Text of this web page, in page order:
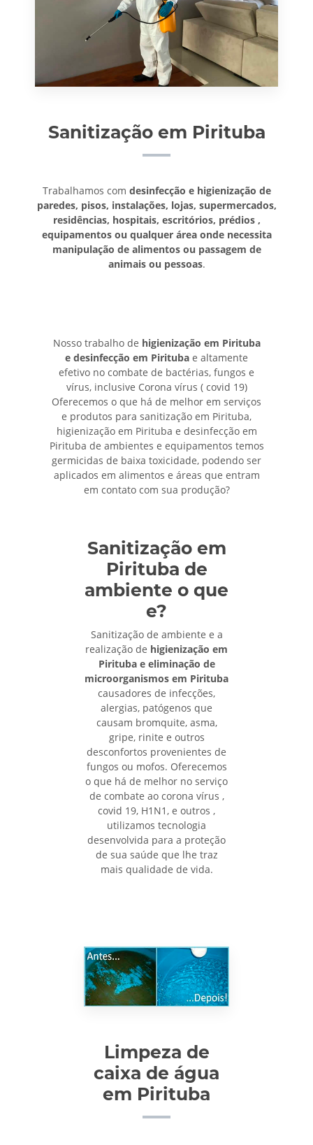
Sanitização em Pirituba
Trabalhamos com desinfecção e higienização de
paredes, pisos, instalações, lojas, supermercados,
residências, hospitais, escritórios, prédios ,
equipamentos ou qualquer área onde necessita
manipulação de alimentos ou passagem de
animais ou pessoas.
Nosso trabalho de higienização em Pirituba
e desinfecção em Pirituba e altamente
efetivo no combate de bactérias, fungos e
vírus, inclusive Corona vírus ( covid 19)
Oferecemos o que há de melhor em serviços
e produtos para sanitização em Pirituba,
higienização em Pirituba e desinfecção em
Pirituba de ambientes e equipamentos temos
germicidas de baixa toxicidade, podendo ser
aplicados em alimentos e áreas que entram
em contato com sua produção?
Sanitização em
Pirituba de
ambiente o que
e?
Sanitização de ambiente e a
realização de higienização em
Pirituba e eliminação de
microorganismos em Pirituba
causadores de infecções,
alergias, patógenos que
causam bromquite, asma,
gripe, rinite e outros
desconfortos provenientes de
fungos ou mofos. Oferecemos
o que há de melhor no serviço
de combate ao corona vírus ,
covid 19, H1N1, e outros ,
utilizamos tecnologia
desenvolvida para a proteção
de sua saúde que lhe traz
mais qualidade de vida.
Limpeza de
caixa de água
em Pirituba